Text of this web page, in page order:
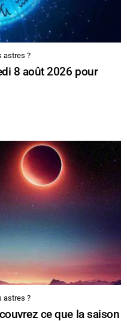
astres ?
8 août 2026 pour
astres ?
ce que la saison